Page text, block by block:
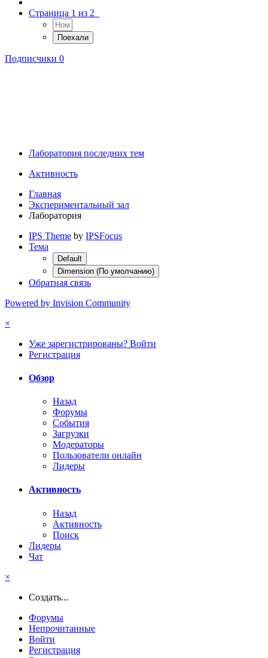
Страница 1 из 2
Подписчики 0
Лаборатория последних тем
Активность
Главная
Экспериментальный зал
Лаборатория
IPS Theme by IPSFocus
Тема
Default
Dimension (По умолчанию)
Обратная связь
Powered by Invision Community
×
Уже зарегистрированы? Войти
Регистрация
Обзор
Назад
Форумы
События
Загрузки
Модераторы
Пользователи онлайн
Лидеры
Активность
Назад
Активность
Поиск
Лидеры
Чат
×
Создать...
Форумы
Непрочитанные
Войти
Регистрация